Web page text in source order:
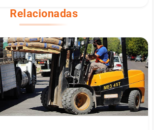
Relacionadas